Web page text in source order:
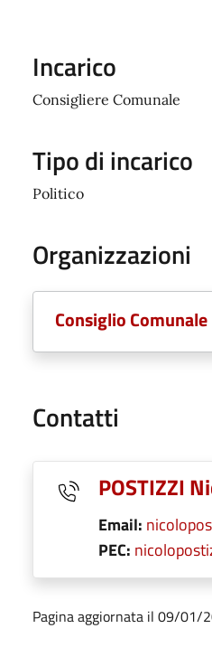
Incarico
Consigliere Comunale
Tipo di incarico
Politico
Organizzazioni
Consiglio Comunale
Contatti
POSTIZZI
Email:
PEC:
Pagina aggiornata il 09/01/